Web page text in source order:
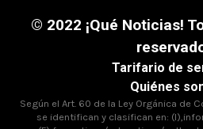
© 2022 ¡Qué Noticias!
Tarifario de
Quiénes
Según el Art. 60 de la Ley Orgánica de
se identifican y clasifican en: